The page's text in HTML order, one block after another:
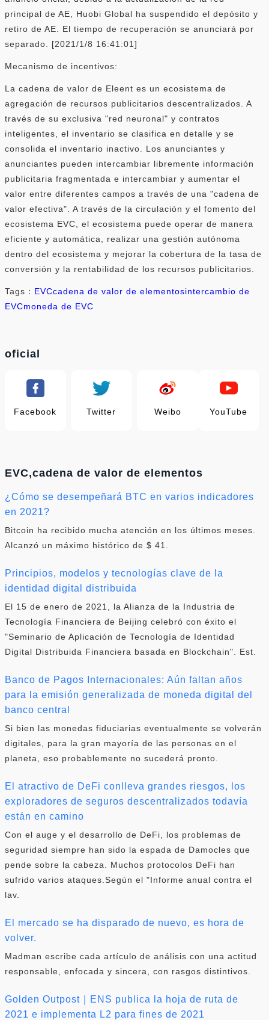
principal de AE, Huobi Global ha suspendido el depósito y
retiro de AE. El tiempo de recuperación se anunciará por
separado. [2021/1/8 16:41:01]
Mecanismo de incentivos:
La cadena de valor de Eleent es un ecosistema de
agregación de recursos publicitarios descentralizados. A
través de su exclusiva "red neuronal" y contratos
inteligentes, el inventario se clasifica en detalle y se
consolida el inventario inactivo. Los anunciantes y
anunciantes pueden intercambiar libremente información
publicitaria fragmentada e intercambiar y aumentar el
valor entre diferentes campos a través de una "cadena de
valor efectiva". A través de la circulación y el fomento del
ecosistema EVC, el ecosistema puede operar de manera
eficiente y automática, realizar una gestión autónoma
dentro del ecosistema y mejorar la cobertura de la tasa de
conversión y la rentabilidad de los recursos publicitarios.
Tags： EVCcadena de valor de elementosintercambio de
EVCmoneda de EVC
oficial
Facebook Twitter Weibo YouTube
EVC,cadena de valor de elementos
¿Cómo se desempeñará BTC en varios indicadores
en 2021?
Bitcoin ha recibido mucha atención en los últimos meses.
Alcanzó un máximo histórico de $ 41.
Principios, modelos y tecnologías clave de la
identidad digital distribuida
El 15 de enero de 2021, la Alianza de la Industria de
Tecnología Financiera de Beijing celebró con éxito el
"Seminario de Aplicación de Tecnología de Identidad
Digital Distribuida Financiera basada en Blockchain". Est.
Banco de Pagos Internacionales: Aún faltan años
para la emisión generalizada de moneda digital del
banco central
Si bien las monedas fiduciarias eventualmente se volverán
digitales, para la gran mayoría de las personas en el
planeta, eso probablemente no sucederá pronto.
El atractivo de DeFi conlleva grandes riesgos, los
exploradores de seguros descentralizados todavía
están en camino
Con el auge y el desarrollo de DeFi, los problemas de
seguridad siempre han sido la espada de Damocles que
pende sobre la cabeza. Muchos protocolos DeFi han
sufrido varios ataques.Según el "Informe anual contra el
lav.
El mercado se ha disparado de nuevo, es hora de
volver.
Madman escribe cada artículo de análisis con una actitud
responsable, enfocada y sincera, con rasgos distintivos.
Golden Outpost｜ENS publica la hoja de ruta de
2021 e implementa L2 para fines de 2021